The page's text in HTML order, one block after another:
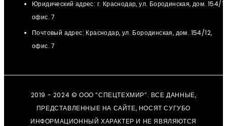
Юридический адрес: г. Краснодар, ул. Бородинская, дом. 154/
офис. 7
Почтовый адрес: Краснодар, ул. Бородинская, дом. 154/12,
офис. 7
2019 - 2024 © ООО “СПЕЦТЕХМИР”. ВСЕ ДАННЫЕ,
ПРЕДСТАВЛЕННЫЕ НА САЙТЕ, НОСЯТ СУГУБО
ИНФОРМАЦИОННЫЙ ХАРАКТЕР И НЕ ЯВЯЛЯЮТСЯ